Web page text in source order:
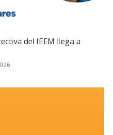
del IEEM llega a